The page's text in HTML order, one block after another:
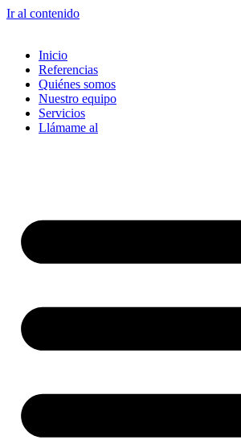
Ir al contenido
Inicio
Referencias
Quiénes somos
Nuestro equipo
Servicios
Llámame al